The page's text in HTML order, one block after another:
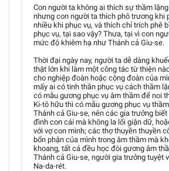
Con người ta không ai thích sự thầm
nhưng con người ta thích phô trương khi
nhiều khi phục vụ, và thích chỉ trích phê
phục vụ, tại sao vậy? Thưa, tại vì con
mức độ khiêm hạ như Thánh cả Giu-se.
Thời đại ngày nay, người ta dễ dàng
thật lớn khi làm một công tác từ thiện
cho nghiệp đoàn hoặc cộng đoàn của
mấy ai có tinh thần phục vụ cách thầm
có mẫu gương phục vụ âm thầm để noi
Ki-tô hữu thì có mẫu gương phục vụ
Thánh cả Giu-se, nên các gia trưởng
đình con cái mà không la lối giận dữ,
với vợ con mình; các thợ thuyền thuyền
bổn phận của mình trong âm thầm mà
khoang, tất cả đều học đòi gương âm
Thánh cả Giu-se, người gia trưởng tuyệt
Na-da-rét.